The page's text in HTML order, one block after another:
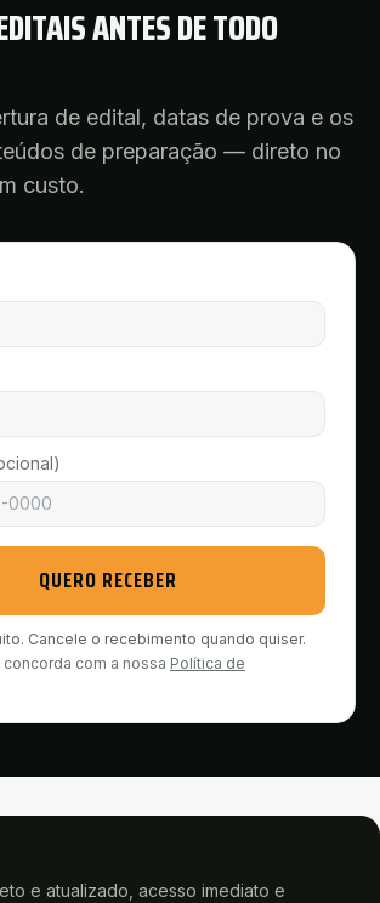
ANTES DE TODO
de edital, datas de prova e os
de preparação — direto no
custo.
QUERO RECEBER
Cancele o recebimento quando quiser.
com a nossa Política de
e atualizado, acesso imediato e